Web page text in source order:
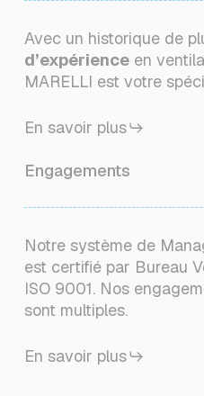
Avec un historique de
d’expérience en
MARELLI est votre
En savoir plus
Engagements
Notre système de
est certifié par Bureau
ISO 9001. Nos
sont multiples.
En savoir plus